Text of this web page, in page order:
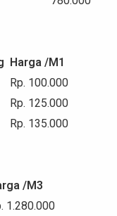
Harga /M1
Rp. 100.000
Rp. 125.000
Rp. 135.000
/M3
1.280.000